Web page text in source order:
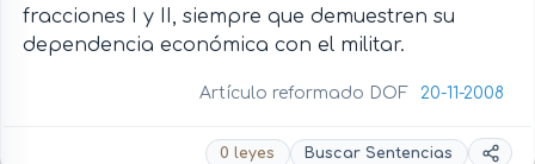
fracciones I y II, siempre que demuestren su
dependencia económica con el militar.
Artículo reformado DOF 20-11-2008
0 leyes Buscar Sentencias